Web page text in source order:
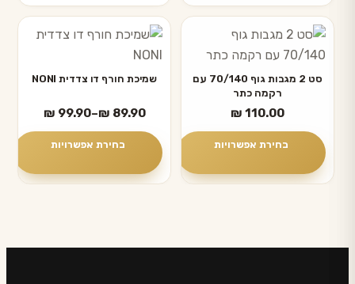
סט 2 מגבות גוף 70/140 עם
רקמה כתר
₪ 110.00
בחירת אפשרויות
למוצר
זה
יש
ניתן
לבחור
את
שמיכת חורף דו צדדית NONI
₪ 89.90
–
₪ 99.90
טווח
מחירים:
⁦₪ 99.90⁩
בחירת אפשרויות
למוצר
זה
יש
סוגים.
ניתן
לבחור
את